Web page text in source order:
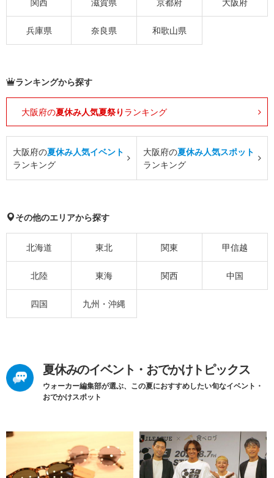
関西 滋賀県 京都府 大阪府
兵庫県 奈良県 和歌山県
ランキングから探す
大阪府の夏休み人気夏祭り ランキング
大阪府の夏休み人気イベント
ランキング
大阪府の夏休み人気スポット
ランキング
その他のエリアから探す
北海道 東北 関東 甲信越
北陸 東海 関西 中国
四国 九州・沖縄
夏休みのイベント・おでかけトピックス
ウォーカー編集部が選ぶ、この夏におすすめしたい旬なイベント・
おでかけスポット